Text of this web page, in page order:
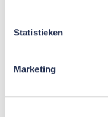
Statistieken
Marketing